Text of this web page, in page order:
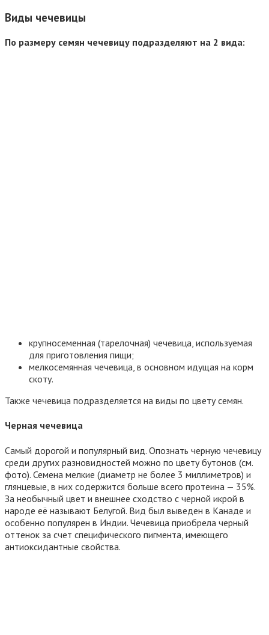
Виды чечевицы
По размеру семян чечевицу подразделяют на 2 вида:
крупносеменная (тарелочная) чечевица, используемая
для приготовления пищи;
мелкосемянная чечевица, в основном идущая на корм
скоту.
Также чечевица подразделяется на виды по цвету семян.
Черная чечевица
Самый дорогой и популярный вид. Опознать черную чечевицу
среди других разновидностей можно по цвету бутонов (см.
фото). Семена мелкие (диаметр не более 3 миллиметров) и
глянцевые, в них содержится больше всего протеина — 35%.
За необычный цвет и внешнее сходство с черной икрой в
народе её называют Белугой. Вид был выведен в Канаде и
особенно популярен в Индии. Чечевица приобрела черный
оттенок за счет специфического пигмента, имеющего
антиоксидантные свойства.